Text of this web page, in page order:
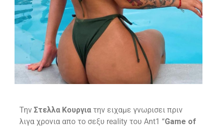
Την Στελλα Κουργια την ειχαμε γνωρισει πριν
λιγα χρονια απο το σεξυ reality του Ant1 “Game of